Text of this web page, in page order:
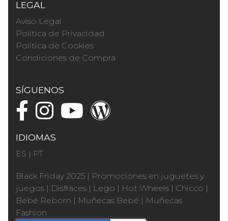
LEGAL
Aviso Legal
Política de Privacidad
Política de Cookies
Condiciones de Compra
SÍGUENOS
IDIOMAS
ES | PT
Black Friday 2025 | Promociones en juguetes y
juegos | Disfraces | Lego | Hot Wheels | Chicco |
Bebé Reborn | Muñecas Bebé | Muñecas
Fashion